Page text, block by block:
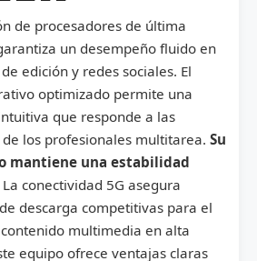
de procesadores de última
un desempeño fluido en
edición y redes sociales. El
optimizado permite una
que responde a las
de los profesionales multitarea. Su
mantiene una estabilidad
La conectividad 5G asegura
descarga competitivas para el
multimedia en alta
equipo ofrece ventajas claras